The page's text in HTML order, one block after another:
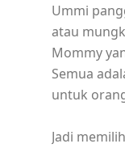
Ummi
atau
Mommy
Semua
untuk
Jadi